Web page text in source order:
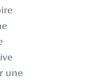
une